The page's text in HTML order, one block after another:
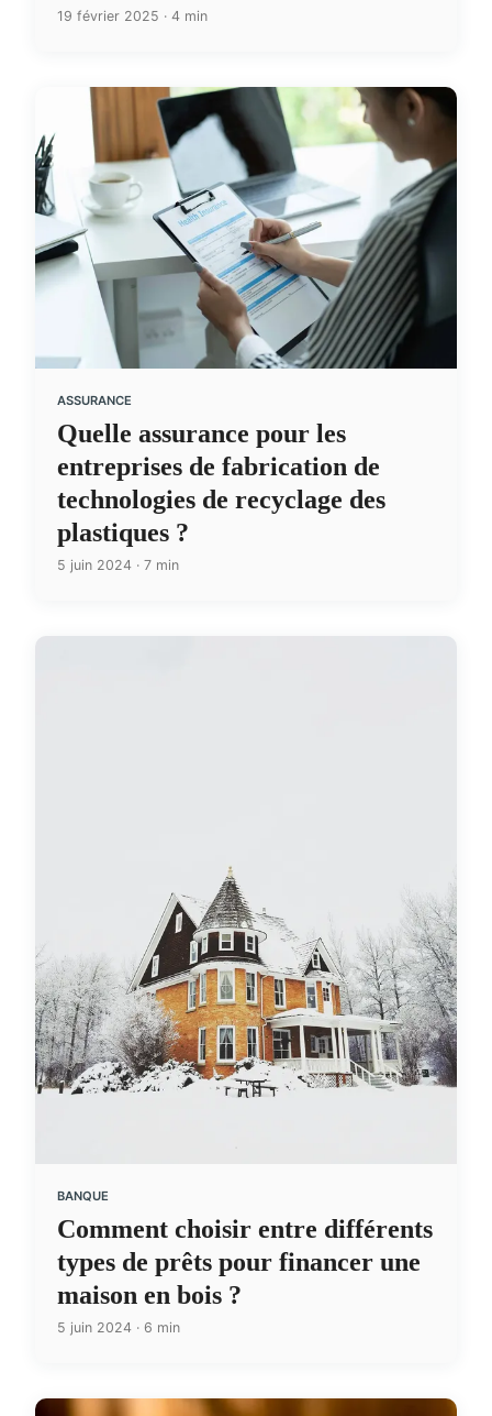
19 février 2025 · 4 min
ASSURANCE
Quelle assurance pour les
entreprises de fabrication de
technologies de recyclage des
plastiques ?
5 juin 2024 · 7 min
BANQUE
Comment choisir entre différents
types de prêts pour financer une
maison en bois ?
5 juin 2024 · 6 min